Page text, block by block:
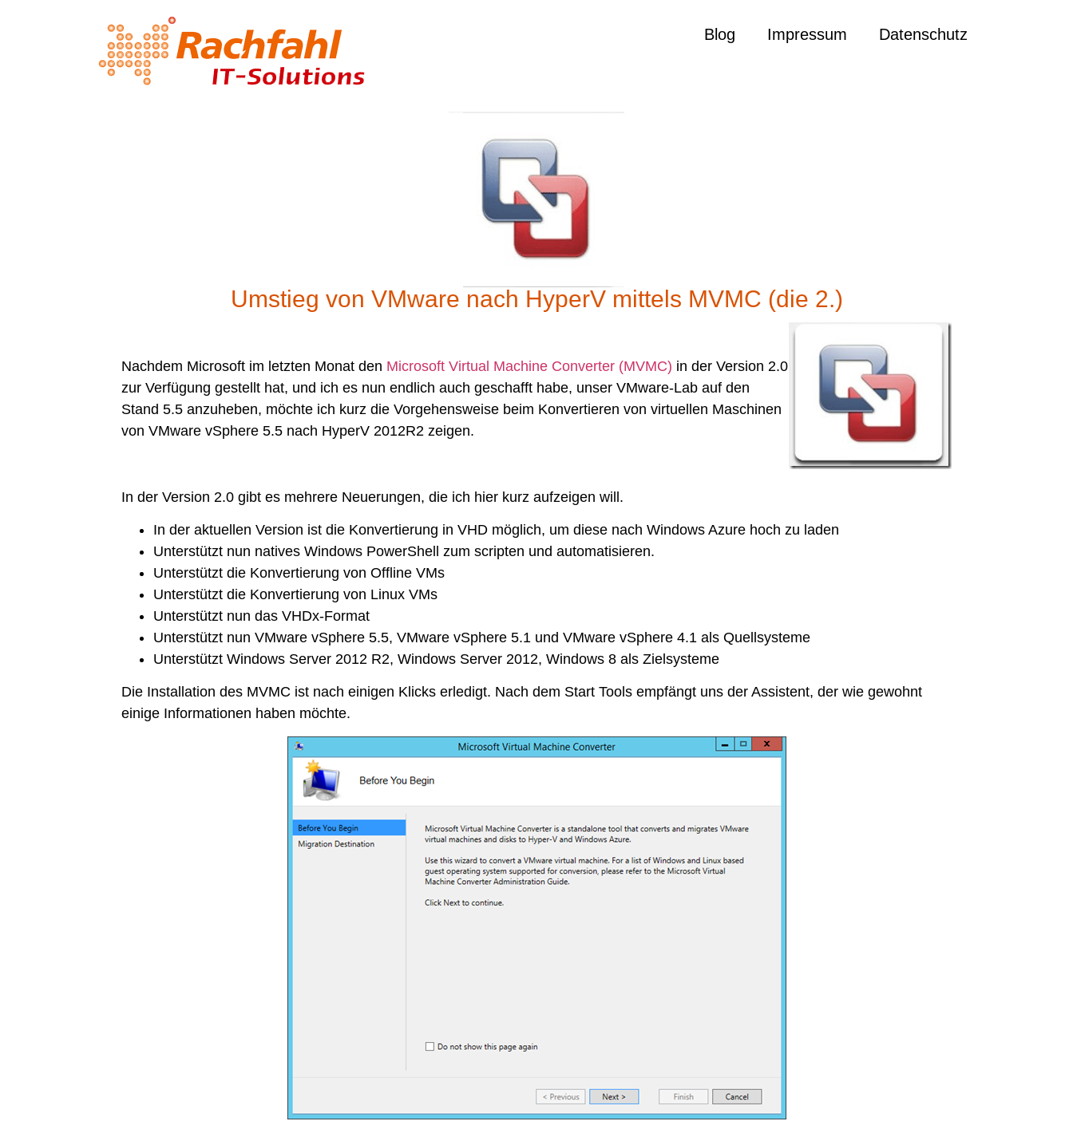
Blog Impressum Datenschutz
Umstieg von VMware nach HyperV mittels MVMC (die 2.)
Nachdem Microsoft im letzten Monat den Microsoft Virtual Machine Converter (MVMC) in der Version 2.0
zur Verfügung gestellt hat, und ich es nun endlich auch geschafft habe, unser VMware-Lab auf den
Stand 5.5 anzuheben, möchte ich kurz die Vorgehensweise beim Konvertieren von virtuellen Maschinen
von VMware vSphere 5.5 nach HyperV 2012R2 zeigen.
In der Version 2.0 gibt es mehrere Neuerungen, die ich hier kurz aufzeigen will.
In der aktuellen Version ist die Konvertierung in VHD möglich, um diese nach Windows Azure hoch zu laden
Unterstützt nun natives Windows PowerShell zum scripten und automatisieren.
Unterstützt die Konvertierung von Offline VMs
Unterstützt die Konvertierung von Linux VMs
Unterstützt nun das VHDx-Format
Unterstützt nun VMware vSphere 5.5, VMware vSphere 5.1 und VMware vSphere 4.1 als Quellsysteme
Unterstützt Windows Server 2012 R2, Windows Server 2012, Windows 8 als Zielsysteme
Die Installation des MVMC ist nach einigen Klicks erledigt. Nach dem Start Tools empfängt uns der Assistent, der wie gewohnt
einige Informationen haben möchte.